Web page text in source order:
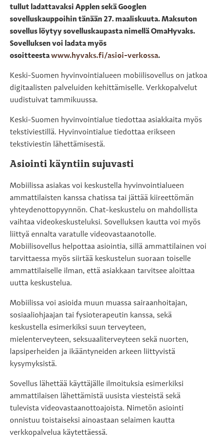
tullut ladattavaksi Applen sekä Googlen
sovelluskauppoihin tänään 27. maaliskuuta. Maksuton
sovellus löytyy sovelluskaupasta nimellä OmaHyvaks.
Sovelluksen voi ladata myös
osoitteestawww.hyvaks.fi/asioi-verkossa.
Keski-Suomen hyvinvointialueen mobiilisovellus on jatkoa
digitaalisten palveluiden kehittämiselle. Verkkopalvelut
uudistuivat tammikuussa.
Keski-Suomen hyvinvointialue tiedottaa asiakkaita myös
tekstiviestillä. Hyvinvointialue tiedottaa erikseen
tekstiviestin lähettämisestä.
Asiointi käyntiin sujuvasti
Mobiilissa asiakas voi keskustella hyvinvointialueen
ammattilaisten kanssa chatissa tai jättää kiireettömän
yhteydenottopyynnön. Chat-keskustelu on mahdollista
vaihtaa videokeskusteluksi. Sovelluksen kautta voi myös
liittyä ennalta varatulle videovastaanotolle.
Mobiilisovellus helpottaa asiointia, sillä ammattilainen voi
tarvittaessa myös siirtää keskustelun suoraan toiselle
ammattilaiselle ilman, että asiakkaan tarvitsee aloittaa
uutta keskustelua.
Mobiilissa voi asioida muun muassa sairaanhoitajan,
sosiaaliohjaajan tai fysioterapeutin kanssa, sekä
keskustella esimerkiksi suun terveyteen,
mielenterveyteen, seksuaaliterveyteen sekä nuorten,
lapsiperheiden ja ikääntyneiden arkeen liittyvistä
kysymyksistä.
Sovellus lähettää käyttäjälle ilmoituksia esimerkiksi
ammattilaisen lähettämistä uusista viesteistä sekä
tulevista videovastaanottoajoista. Nimetön asiointi
onnistuu toistaiseksi ainoastaan selaimen kautta
verkkopalvelua käytettäessä.